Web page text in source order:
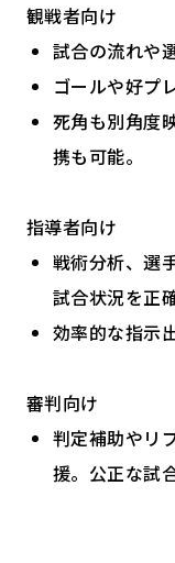
観戦者向け
試合の流れや
ゴールや好プ
死角も別角度
携も可能。
指導者向け
戦術分析、選
試合状況を正
効率的な指示
審判向け
判定補助やリ
援。公正な試